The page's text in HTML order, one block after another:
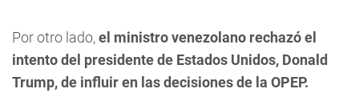
Por otro lado,el ministro venezolano rechazó el
intento del presidente de Estados Unidos, Donald
Trump, de influir en las decisiones de la OPEP.